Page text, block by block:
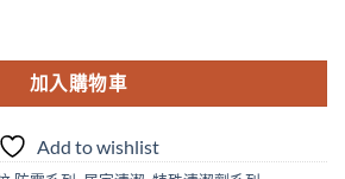
加入購物車
Add to wishlist